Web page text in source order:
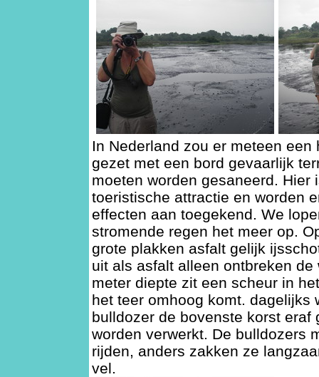
In Nederland zou er meteen een
gezet met een bord gevaarlijk
moeten worden gesaneerd. Hier
toeristische attractie en worden
effecten aan toegekend. We
stromende regen het meer op.
grote plakken asfalt gelijk
uit als asfalt alleen ontbreken de
meter diepte zit een scheur in
het teer omhoog komt. dagelijks
bulldozer de bovenste korst eraf
worden verwerkt. De bulldozers
rijden, anders zakken ze
vel.